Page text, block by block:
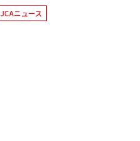
JCAニュース